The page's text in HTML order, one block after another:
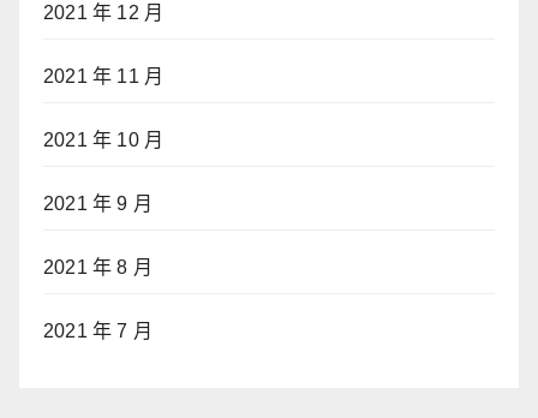
2021 年 12 月
2021 年 11 月
2021 年 10 月
2021 年 9 月
2021 年 8 月
2021 年 7 月